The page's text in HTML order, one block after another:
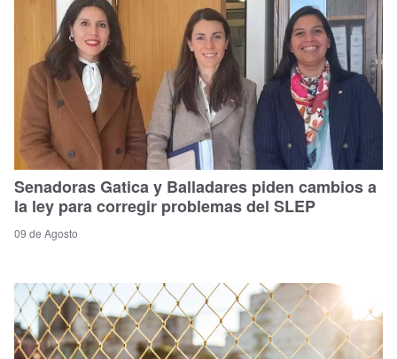
Senadoras Gatica y Balladares piden cambios a
la ley para corregir problemas del SLEP
09 de Agosto